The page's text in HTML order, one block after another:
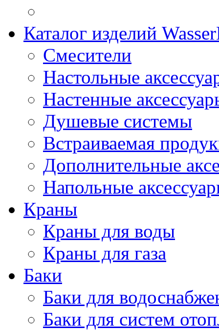
Каталог изделий
Смесители
Настольные
Настенные
Душевые системы
Встраиваемая
Дополнительные
Напольные
Краны
Краны для воды
Краны для газа
Баки
Баки для
Баки для систем